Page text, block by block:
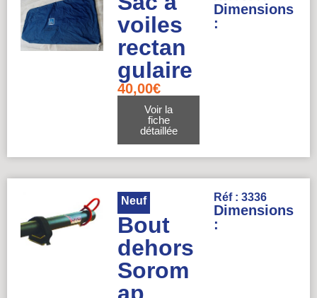
voiles
rectan
gulaire
40,00€
Voir la
fiche
détaillée
Dimensions
:
Neuf
Bout
dehors
Sorom
Réf : 3336
Dimensions
: